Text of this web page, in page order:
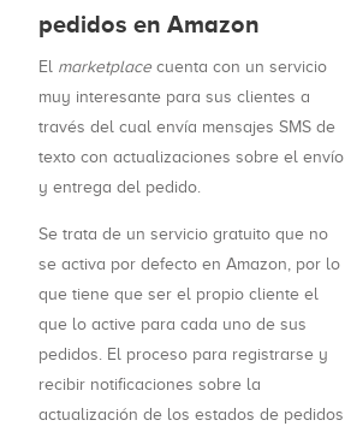
pedidos en Amazon
El marketplacecuenta con un servicio
muy interesante para sus clientes a
través del cual envía mensajes SMS de
texto con actualizaciones sobre el envío
y entrega del pedido.
Se trata de un servicio gratuito que no
se activa por defecto en Amazon, por lo
que tiene que ser el propio cliente el
que lo active para cada uno de sus
pedidos. El proceso para registrarse y
recibir notificaciones sobre la
actualización de los estados de pedidos